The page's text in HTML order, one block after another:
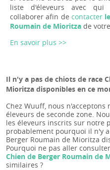
liste d'éleveurs avec qui
collaborer afin de contacter
Roumain de Mioritza de
En savoir plus >>
Il n'y a pas de chiots de race
Mioritza disponibles en ce
Chez Wuuff, nous
éleveurs de seconde zone.
les éleveurs inscrits sur notre
probablement pourquoi il n'y
Berger Roumain de Mioritza
Pourquoi ne pas aller
Chien de Berger Roumain de
similaires ?